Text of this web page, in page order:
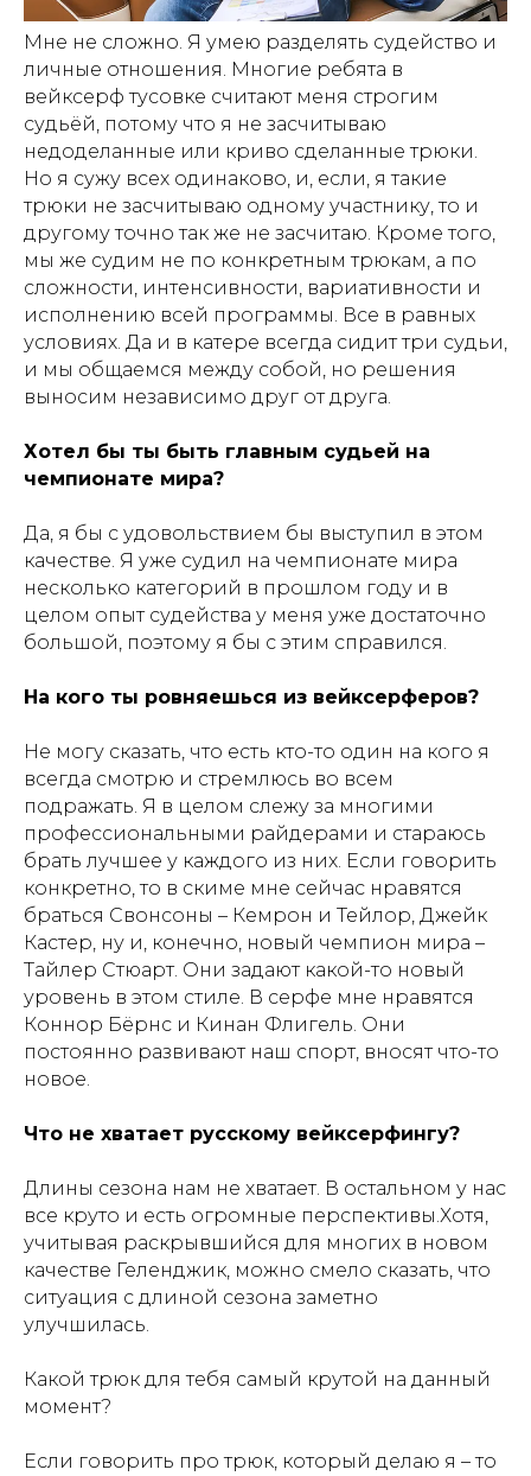
Мне не сложно. Я умею разделять судейство и
личные отношения. Многие ребята в
вейксерф тусовке считают меня строгим
судьёй, потому что я не засчитываю
недоделанные или криво сделанные трюки.
Но я сужу всех одинаково, и, если, я такие
трюки не засчитываю одному участнику, то и
другому точно так же не засчитаю. Кроме того,
мы же судим не по конкретным трюкам, а по
сложности, интенсивности, вариативности и
исполнению всей программы. Все в равных
условиях. Да и в катере всегда сидит три судьи,
и мы общаемся между собой, но решения
выносим независимо друг от друга.
Хотел бы ты быть главным судьей на
чемпионате мира?
Да, я бы с удовольствием бы выступил в этом
качестве. Я уже судил на чемпионате мира
несколько категорий в прошлом году и в
целом опыт судейства у меня уже достаточно
большой, поэтому я бы с этим справился.
На кого ты ровняешься из вейксерферов?
Не могу сказать, что есть кто-то один на кого я
всегда смотрю и стремлюсь во всем
подражать. Я в целом слежу за многими
профессиональными райдерами и стараюсь
брать лучшее у каждого из них. Если говорить
конкретно, то в скиме мне сейчас нравятся
браться Свонсоны – Кемрон и Тейлор, Джейк
Кастер, ну и, конечно, новый чемпион мира –
Тайлер Стюарт. Они задают какой-то новый
уровень в этом стиле. В серфе мне нравятся
Коннор Бёрнс и Кинан Флигель. Они
постоянно развивают наш спорт, вносят что-то
новое.
Что не хватает русскому вейксерфингу?
Длины сезона нам не хватает. В остальном у нас
все круто и есть огромные перспективы.Хотя,
учитывая раскрывшийся для многих в новом
качестве Геленджик, можно смело сказать, что
ситуация с длиной сезона заметно
улучшилась.
Какой трюк для тебя самый крутой на данный
момент?
Если говорить про трюк, который делаю я – то